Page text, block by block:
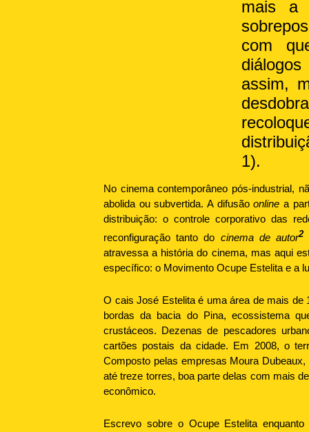
mais a
com
assim,
1).
No cinema contemporâneo pós-industrial,
abolida ou subvertida. A difusãoonline a
distribuição: o controle corporativo das
reconfiguração tanto do cinema de autor2
atravessa a história do cinema, mas aqui
específico: o Movimento Ocupe Estelita e a
O cais José Estelita é uma área de mais de
bordas da bacia do Pina, ecossistema
crustáceos. Dezenas de pescadores
cartões postais da cidade. Em 2008, o
Composto pelas empresas Moura
até treze torres, boa parte delas com mais
econômico.
Escrevo sobre o Ocupe Estelita